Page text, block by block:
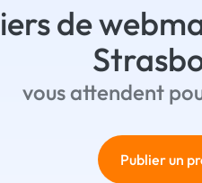
de
vous attendent
Publier un